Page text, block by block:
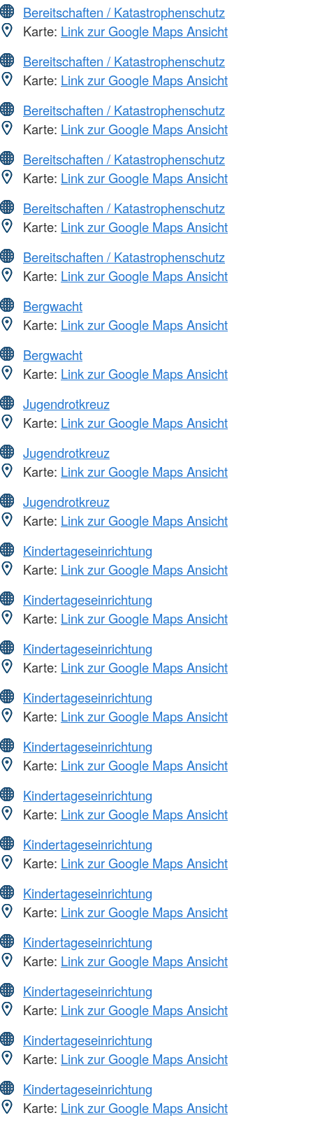
Bereitschaften / Katastrophenschutz
Karte: Link zur Google Maps Ansicht
Bereitschaften / Katastrophenschutz
Karte: Link zur Google Maps Ansicht
Bereitschaften / Katastrophenschutz
Karte: Link zur Google Maps Ansicht
Bereitschaften / Katastrophenschutz
Karte: Link zur Google Maps Ansicht
Bereitschaften / Katastrophenschutz
Karte: Link zur Google Maps Ansicht
Bereitschaften / Katastrophenschutz
Karte: Link zur Google Maps Ansicht
Bergwacht
Karte: Link zur Google Maps Ansicht
Bergwacht
Karte: Link zur Google Maps Ansicht
Jugendrotkreuz
Karte: Link zur Google Maps Ansicht
Jugendrotkreuz
Karte: Link zur Google Maps Ansicht
Jugendrotkreuz
Karte: Link zur Google Maps Ansicht
Kindertageseinrichtung
Karte: Link zur Google Maps Ansicht
Kindertageseinrichtung
Karte: Link zur Google Maps Ansicht
Kindertageseinrichtung
Karte: Link zur Google Maps Ansicht
Kindertageseinrichtung
Karte: Link zur Google Maps Ansicht
Kindertageseinrichtung
Karte: Link zur Google Maps Ansicht
Kindertageseinrichtung
Karte: Link zur Google Maps Ansicht
Kindertageseinrichtung
Karte: Link zur Google Maps Ansicht
Kindertageseinrichtung
Karte: Link zur Google Maps Ansicht
Kindertageseinrichtung
Karte: Link zur Google Maps Ansicht
Kindertageseinrichtung
Karte: Link zur Google Maps Ansicht
Kindertageseinrichtung
Karte: Link zur Google Maps Ansicht
Kindertageseinrichtung
Karte: Link zur Google Maps Ansicht